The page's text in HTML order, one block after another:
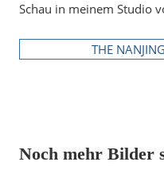
Schau in meinem Studio
THE
Noch mehr Bilder